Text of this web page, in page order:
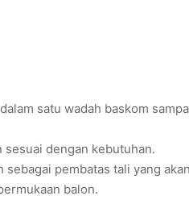
satu wadah baskom
dengan kebutuhan.
pembatas tali yang
balon.